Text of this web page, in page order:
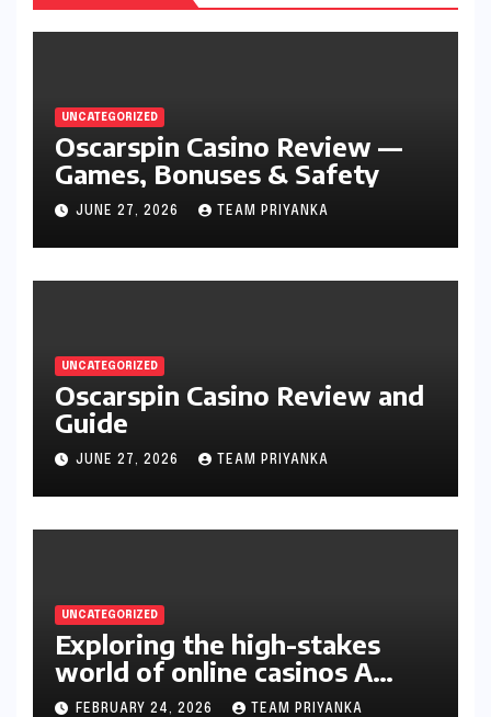
UNCATEGORIZED
Oscarspin Casino Review —
Games, Bonuses & Safety
JUNE 27, 2026 TEAM PRIYANKA
UNCATEGORIZED
Oscarspin Casino Review and
Guide
JUNE 27, 2026 TEAM PRIYANKA
UNCATEGORIZED
Exploring the high-stakes
world of online casinos A
gambler’s guide
FEBRUARY 24, 2026 TEAM PRIYANKA